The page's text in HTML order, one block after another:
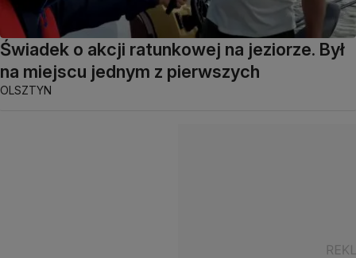
Świadek o akcji ratunkowej na jeziorze. Był
na miejscu jednym z pierwszych
OLSZTYN